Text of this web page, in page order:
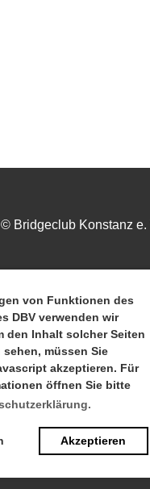
von Funktionen des
DBV verwenden wir
den Inhalt solcher Seiten
müssen Sie
akzeptieren. Für
öffnen Sie bitte
Akzeptieren
© Bridgeclub Konstanz e.
Datenschutz